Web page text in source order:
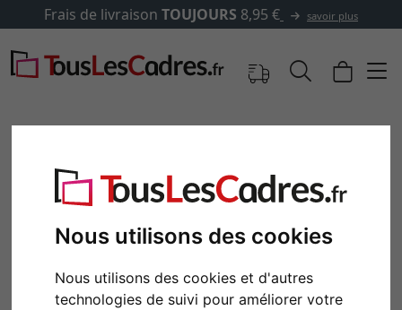
Nous utilisons des cookies
Nous utilisons des cookies et d'autres
technologies de suivi pour améliorer votre
Frais de livraisonTOUJOURS8,95 € savoir plus